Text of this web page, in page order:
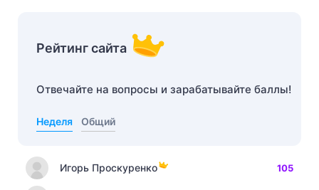
Рейтинг сайта
Отвечайте на вопросы и зарабатывайте баллы!
Неделя Общий
Игорь Проскуренко 105